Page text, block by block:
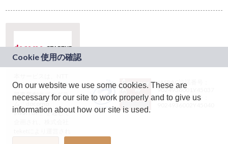
ドコモグループの新
規事業創出プログラ
ム「docomo
STARTUP」を通じて
JASRAC許諾番号：
9024936001Y45037
JASRAC許諾番号：
On our website we use some cookies. These are
necessary for our site to work properly and to give us
information about how our site is used.